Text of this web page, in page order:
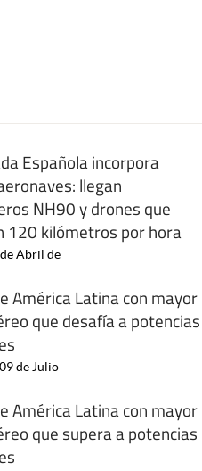
Española incorpora
llegan
NH90 y drones que
120 kilómetros por hora
Abril de
América Latina con mayor
que desafía a potencias
de Julio
América Latina con mayor
que supera a potencias